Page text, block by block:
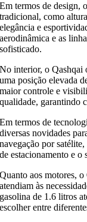
Em termos de design,
tradicional, como
elegância e
aerodinâmica e as
sofisticado.
No interior, o Qashqai
uma posição elevada
maior controle e
qualidade, garantindo
Em termos de
diversas novidades
navegação por
de estacionamento e o
Quanto aos motores,
atendiam às
gasolina de 1.6 litros
escolher entre